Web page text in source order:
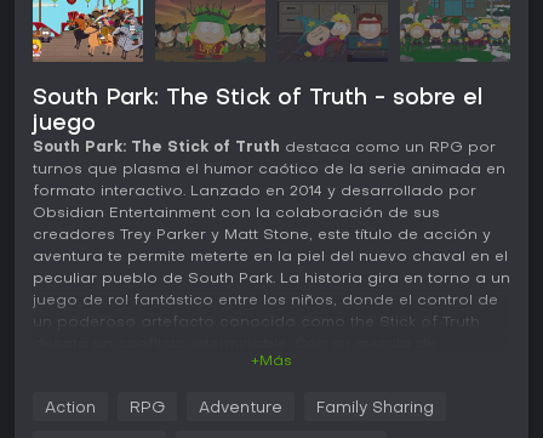
South Park: The Stick of Truth - sobre el
juego
South Park: The Stick of Truth destaca como un RPG por
turnos que plasma el humor caótico de la serie animada en
formato interactivo. Lanzado en 2014 y desarrollado por
Obsidian Entertainment con la colaboración de sus
creadores Trey Parker y Matt Stone, este título de acción y
aventura te permite meterte en la piel del nuevo chaval en el
peculiar pueblo de South Park. La historia gira en torno a un
juego de rol fantástico entre los niños, donde el control de
un poderoso artefacto conocido como the Stick of Truth
exploración, combates y personalización, el juego
RPG ligeras en PC.
+Más
Action RPG Adventure Family Sharing